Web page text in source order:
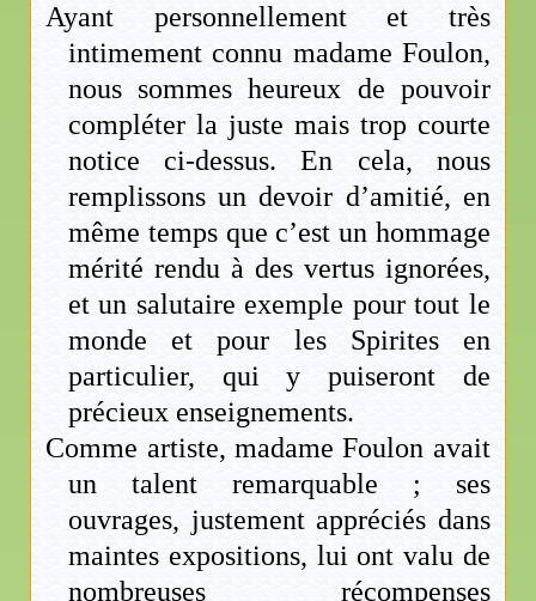
Ayant personnellement et très
intimement connu madame Foulon,
nous sommes heureux de pouvoir
compléter la juste mais trop courte
notice ci-dessus. En cela, nous
remplissons un devoir d’amitié, en
même temps que c’est un hommage
mérité rendu à des vertus ignorées,
et un salutaire exemple pour tout le
monde et pour les Spirites en
particulier, qui y puiseront de
précieux enseignements.
Comme artiste, madame Foulon avait
un talent remarquable ; ses
ouvrages, justement appréciés dans
maintes expositions, lui ont valu de
nombreuses récompenses